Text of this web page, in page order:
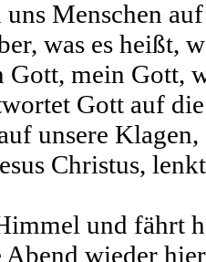
Menschen
was es heißt,
mein Gott,
Gott auf
unsere
Christus,
und fährt
Abend wieder